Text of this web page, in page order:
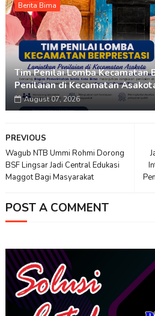
Berita Bima
Tim Penilai Lomba Kecamatan
Penilaian di Kecamatan
August 07, 2026
PREVIOUS
Wagub NTB Ummi Rohmi Dorong
BSF Lingsar Jadi Central Edukasi
Maggot Bagi Masyarakat
POST A COMMENT